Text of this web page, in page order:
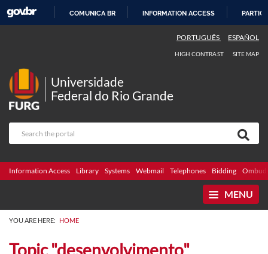
COMUNICA BR INFORMATION ACCESS
PORTUGUÊS ESPAÑOL
HIGH CONTRAST SITE MAP
Universidade
Federal do Rio Grande
Information Access Library Systems Webmail Telephones Bidding
MENU
YOU ARE HERE: HOME
Topic "desenvolvimento"